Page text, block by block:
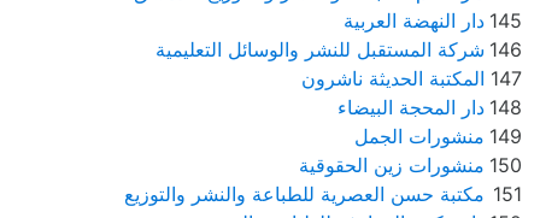
145 دار النهضة العربية
146 شركة المستقبل للنشر والوسائل التعليمية
147 المكتبة الحديثة ناشرون
148 دار المحجة البيضاء
149 منشورات الجمل
150 منشورات زين الحقوقية
151 مكتبة حسن العصرية للطباعة والنشر والتوزيع